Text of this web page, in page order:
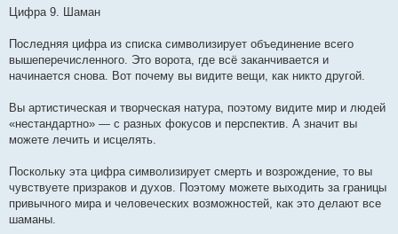
Цифра 9. Шаман
Последняя цифра из списка символизирует объединение всего
вышеперечисленного. Это ворота, где всё заканчивается и
начинается снова. Вот почему вы видите вещи, как никто другой.
Вы артистическая и творческая натура, поэтому видите мир и людей
«нестандартно» — с разных фокусов и перспектив. А значит вы
можете лечить и исцелять.
Поскольку эта цифра символизирует смерть и возрождение, то вы
чувствуете призраков и духов. Поэтому можете выходить за границы
привычного мира и человеческих возможностей, как это делают все
шаманы.